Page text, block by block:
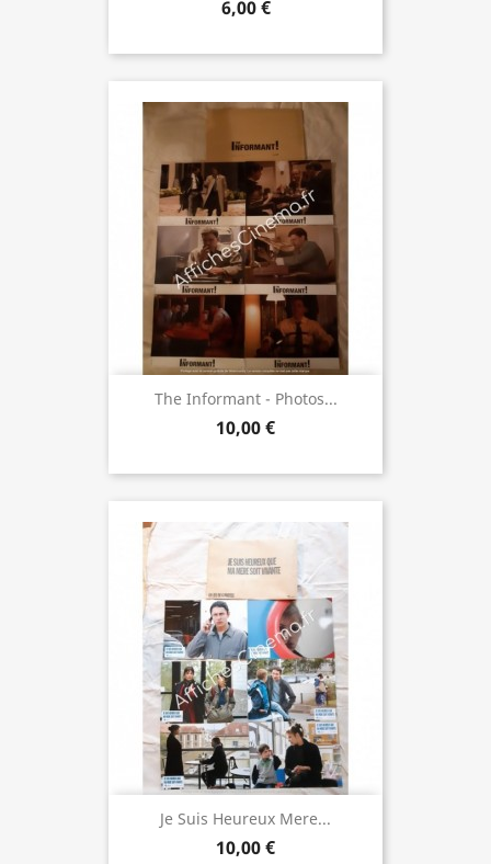
6,00 €
The Informant - Photos...
10,00 €
Je Suis Heureux Mere...
10,00 €